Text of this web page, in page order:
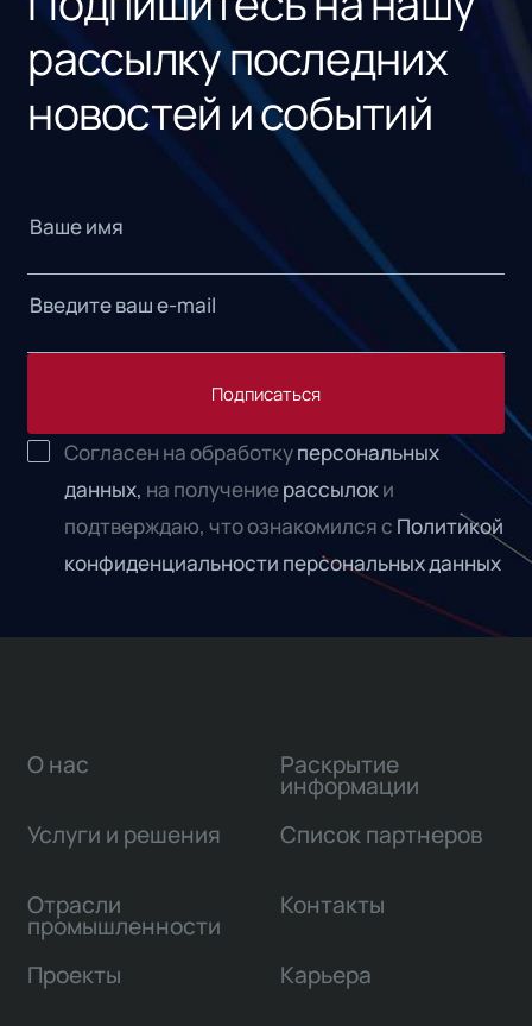
рассылку последних
новостей и событий
Подписаться
Согласен на обработкуперсональных
данных, на получениерассылоки
подтверждаю, что ознакомился с Политикой
конфиденциальности персональных данных
О нас
Услуги и решения
Отрасли
промышленности
Проекты
Раскрытие
информации
Список партнеров
Контакты
Карьера